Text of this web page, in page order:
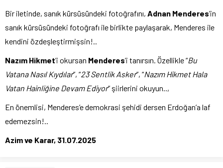
Bir iletinde, sanık kürsüsündeki fotoğrafını, Adnan Menderes’in
sanık kürsüsündeki fotoğrafı ile birlikte paylaşarak, Menderes ile
kendini özdeşleştirmişsin!..
Nazım Hikmet’i okursan Menderes’i tanırsın. Özellikle “Bu
Vatana Nasıl Kıydılar”, “23 Sentlik Asker”, “Nazım Hikmet Hala
Vatan Hainliğine Devam Ediyor” şiirlerini okuyun..,
En önemlisi, Menderes’e demokrasi şehidi dersen Erdoğan’a laf
edemezsin!..
Azim ve Karar, 31.07.2025